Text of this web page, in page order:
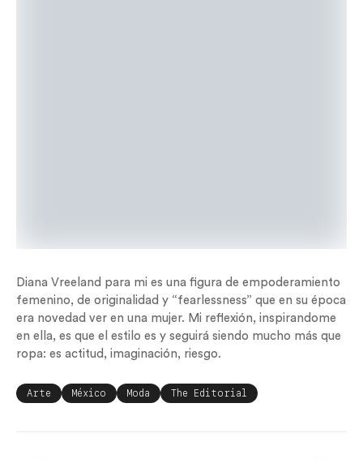
Diana Vreeland para mi es una figura de empoderamiento
femenino, de originalidad y “fearlessness” que en su época
era novedad ver en una mujer. Mi reflexión, inspirandome
en ella, es que el estilo es y seguirá siendo mucho más que
ropa: es actitud, imaginación, riesgo.
Arte México Moda The Editorial